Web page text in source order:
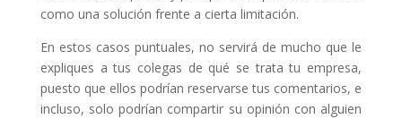
como una solución frente a cierta limitación.
En estos casos puntuales, no servirá de mucho que le
expliques a tus colegas de qué se trata tu empresa,
puesto que ellos podrían reservarse tus comentarios, e
incluso, solo podrían compartir su opinión con alguien